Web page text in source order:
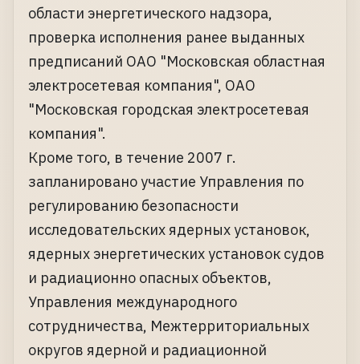
области энергетического надзора,
проверка исполнения ранее выданных
предписаний ОАО "Московская областная
электросетевая компания", ОАО
"Московская городская электросетевая
компания".
Кроме того, в течение 2007 г.
запланировано участие Управления по
регулированию безопасности
исследовательских ядерных установок,
ядерных энергетических установок судов
и радиационно опасных объектов,
Управления международного
сотрудничества, Межтерриториальных
округов ядерной и радиационной